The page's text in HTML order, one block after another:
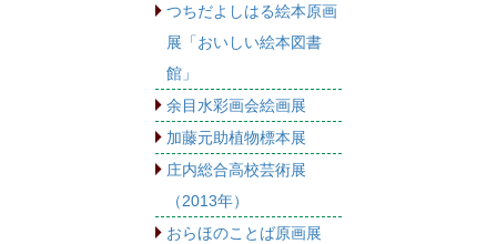
つちだよしはる絵本原画
展「おいしい絵本図書
館」
余目水彩画会絵画展
加藤元助植物標本展
庄内総合高校芸術展
（2013年）
おらほのことば原画展